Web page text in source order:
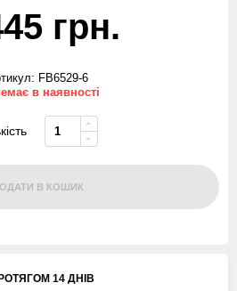
грн.
FB6529-6
в наявності
В КОШИК
14 ДНIВ